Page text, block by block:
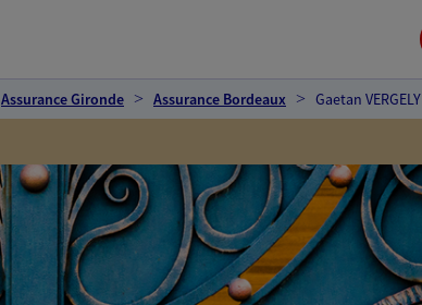
Assurance Gironde Assurance Bordeaux Gaetan VERGELY